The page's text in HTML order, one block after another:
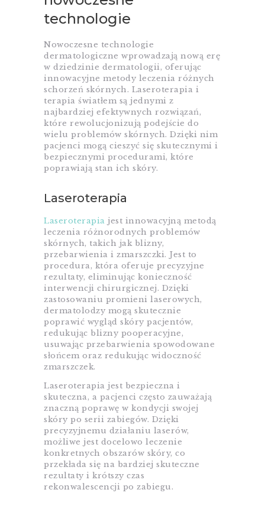
technologie
Nowoczesne technologie
dermatologiczne wprowadzają nową erę
w dziedzinie dermatologii, oferując
innowacyjne metody leczenia różnych
schorzeń skórnych. Laseroterapia i
terapia światłem są jednymi z
najbardziej efektywnych rozwiązań,
które rewolucjonizują podejście do
wielu problemów skórnych. Dzięki nim
pacjenci mogą cieszyć się skutecznymi i
bezpiecznymi procedurami, które
poprawiają stan ich skóry.
Laseroterapia
Laseroterapia jest innowacyjną metodą
leczenia różnorodnych problemów
skórnych, takich jak blizny,
przebarwienia i zmarszczki. Jest to
procedura, która oferuje precyzyjne
rezultaty, eliminując konieczność
interwencji chirurgicznej. Dzięki
zastosowaniu promieni laserowych,
dermatolodzy mogą skutecznie
poprawić wygląd skóry pacjentów,
redukując blizny pooperacyjne,
usuwając przebarwienia spowodowane
słońcem oraz redukując widoczność
zmarszczek.
Laseroterapia jest bezpieczna i
skuteczna, a pacjenci często zauważają
znaczną poprawę w kondycji swojej
skóry po serii zabiegów. Dzięki
precyzyjnemu działaniu laserów,
możliwe jest docelowo leczenie
konkretnych obszarów skóry, co
przekłada się na bardziej skuteczne
rezultaty i krótszy czas
rekonwalescencji po zabiegu.